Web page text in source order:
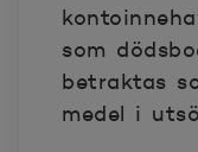
som
betraktas
medel i